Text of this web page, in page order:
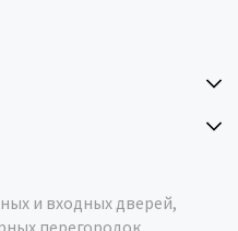
и входных дверей,
перегородок.